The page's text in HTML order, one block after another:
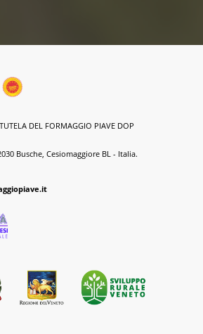
DEL FORMAGGIO PIAVE DOP
Busche, Cesiomaggiore BL - Italia.